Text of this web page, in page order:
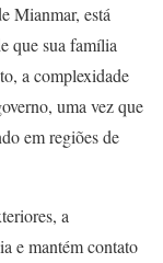
Mianmar, está
que sua família
a complexidade
uma vez que
em regiões de
a
e mantém contato